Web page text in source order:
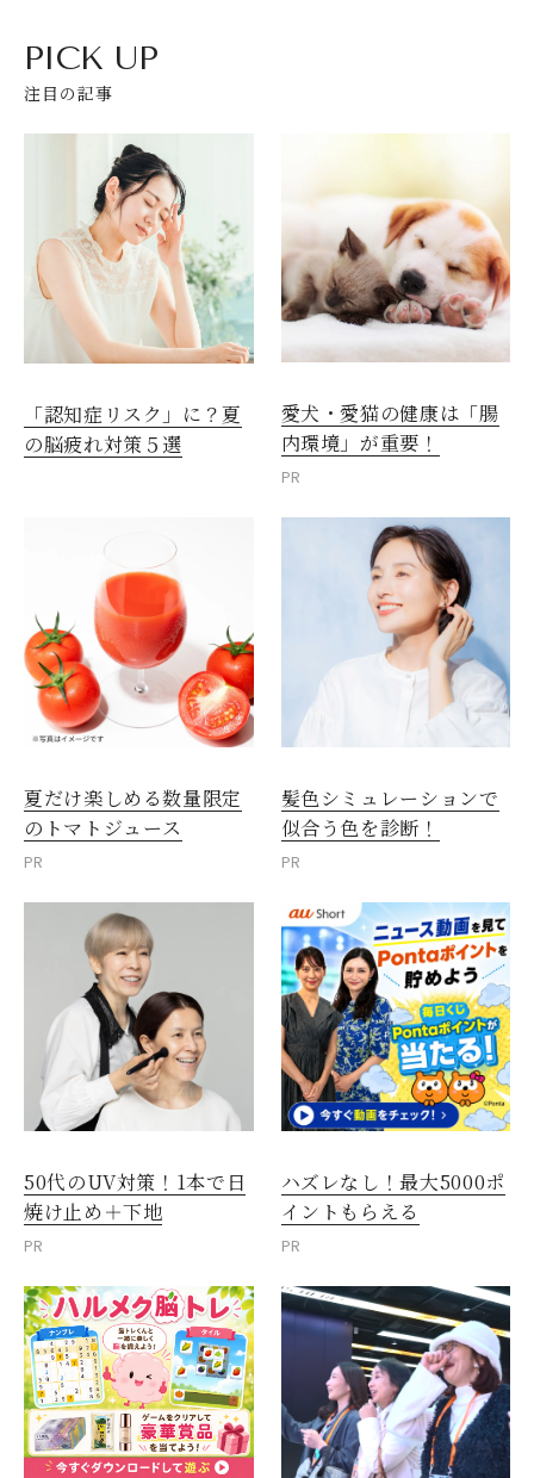
PICK UP
注目の記事
「認知症リスク」に？夏
の脳疲れ対策５選
愛犬・愛猫の健康は「腸
内環境」が重要！
PR
夏だけ楽しめる数量限定
のトマトジュース
PR
髪色シミュレーションで
似合う色を診断！
PR
50代のUV対策！1本で日
焼け止め＋下地
PR
ハズレなし！最大5000ポ
イントもらえる
PR